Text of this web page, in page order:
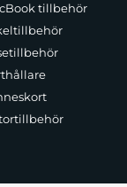
tillbehör